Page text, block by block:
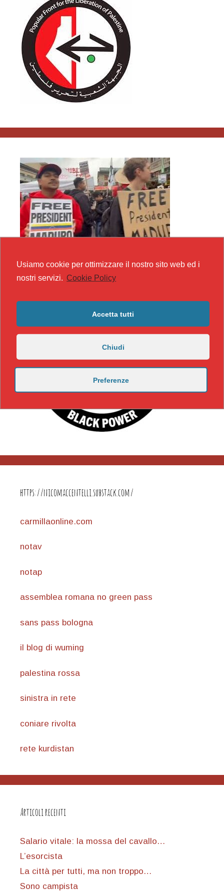
https://nicomaccentelli.substack.com/
carmillaonline.com
notav
notap
assemblea romana no green pass
sans pass bologna
il blog di wuming
palestina rossa
sinistra in rete
coniare rivolta
rete kurdistan
Articoli recenti
Salario vitale: la mossa del cavallo…
L’esorcista
La città per tutti, ma non troppo…
Sono campista
Usiamo cookie per ottimizzare il nostro sito web ed i
nostri servizi. Cookie Policy
Accetta tutti
Chiudi
Preferenze